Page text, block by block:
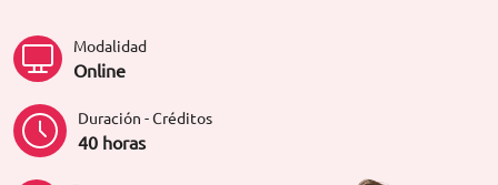
Modalidad
Online
Duración - Créditos
40 horas